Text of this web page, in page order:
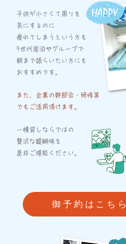
子供が小さくて周りを
気にするのに
疲れてしまうという方も
3世代宿泊や グループで
朝まで語らいたい方にも
おすすめです。
また、企業の幹部会・研修等
でもご活用頂けます。
一棟貸しならではの
贅沢な醍醐味を
是非ご堪能ください。
御予約はこちら